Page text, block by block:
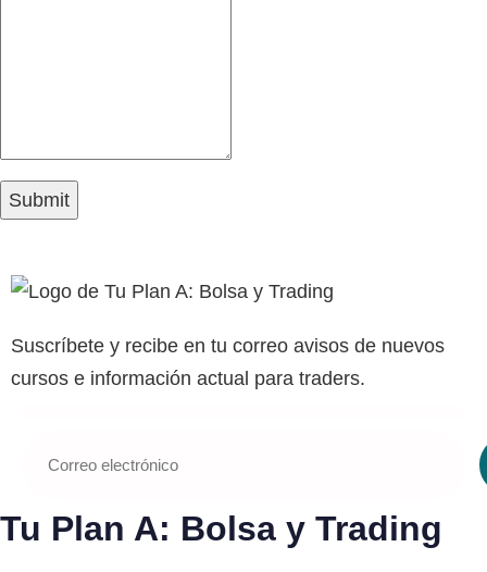
Suscríbete y recibe en tu correo avisos de nuevos
cursos e información actual para traders.
Tu Plan A: Bolsa y Trading